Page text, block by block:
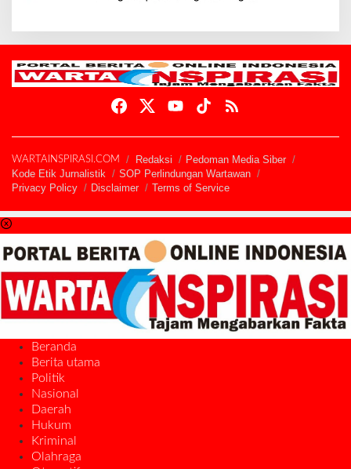
WARTAINSPIRASI.COM Redaksi
Pedoman Media Siber
Kode Etik Jurnalistik
SOP Perlindungan Wartawan
Privacy Policy
Disclaimer Terms of Service
Beranda
Berita utama
Politik
Nasional
Daerah
Hukum
Kriminal
Olahraga